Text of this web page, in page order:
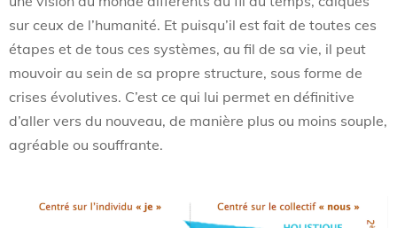
sur ceux de l’humanité. Et puisqu’il est fait de toutes ces
étapes et de tous ces systèmes, au fil de sa vie, il peut
mouvoir au sein de sa propre structure, sous forme de
crises évolutives. C’est ce qui lui permet en définitive
d’aller vers du nouveau, de manière plus ou moins souple,
agréable ou souffrante.